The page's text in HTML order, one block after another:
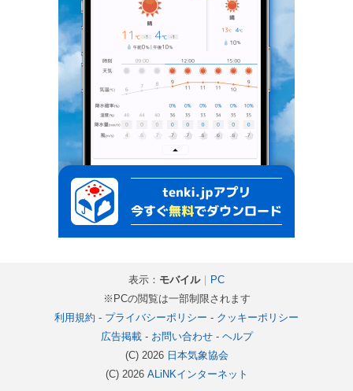
表示： モバイル｜ PC
※PCの閲覧は一部制限されます
利用規約 - プライバシーポリシー - クッキーポリシー
広告掲載- お問い合わせ- ヘルプ
(C) 2026 日本気象協会
(C) 2026 ALiNKインターネット